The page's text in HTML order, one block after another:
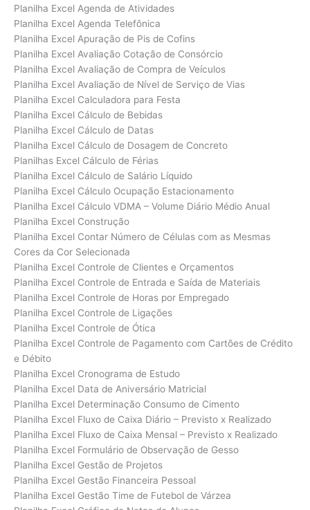
Planilha Excel Agenda de Atividades
Planilha Excel Agenda Telefônica
Planilha Excel Apuração de Pis de Cofins
Planilha Excel Avaliação Cotação de Consórcio
Planilha Excel Avaliação de Compra de Veículos
Planilha Excel Avaliação de Nível de Serviço de Vias
Planilha Excel Calculadora para Festa
Planilha Excel Cálculo de Bebidas
Planilha Excel Cálculo de Datas
Planilha Excel Cálculo de Dosagem de Concreto
Planilhas Excel Cálculo de Férias
Planilha Excel Cálculo de Salário Líquido
Planilha Excel Cálculo Ocupação Estacionamento
Planilha Excel Cálculo VDMA – Volume Diário Médio Anual
Planilha Excel Construção
Planilha Excel Contar Número de Células com as Mesmas
Cores da Cor Selecionada
Planilha Excel Controle de Clientes e Orçamentos
Planilha Excel Controle de Entrada e Saída de Materiais
Planilha Excel Controle de Horas por Empregado
Planilha Excel Controle de Ligações
Planilha Excel Controle de Ótica
Planilha Excel Controle de Pagamento com Cartões de Crédito
e Débito
Planilha Excel Cronograma de Estudo
Planilha Excel Data de Aniversário Matricial
Planilha Excel Determinação Consumo de Cimento
Planilha Excel Fluxo de Caixa Diário – Previsto x Realizado
Planilha Excel Fluxo de Caixa Mensal – Previsto x Realizado
Planilha Excel Formulário de Observação de Gesso
Planilha Excel Gestão de Projetos
Planilha Excel Gestão Financeira Pessoal
Planilha Excel Gestão Time de Futebol de Várzea